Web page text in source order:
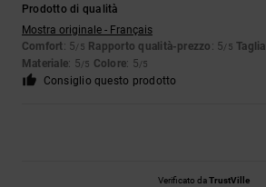
Prodotto di qualità
Mostra originale - Français
Comfort: 5/5 Rapporto qualità-prezzo : 5/5 Taglia
Materiale: 5/5 Colore: 5/5
Consiglio questo prodotto
Verificato daTrustVille